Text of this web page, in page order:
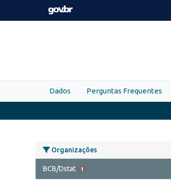
Skip to main content
Dados Perguntas Frequentes
Organizações
BCB/Dstat 1